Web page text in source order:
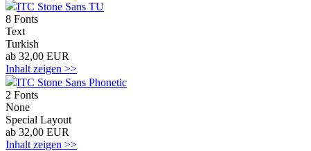
ITC Stone Sans TU
8 Fonts
Text
Turkish
ab 32,00 EUR
Inhalt zeigen >>
ITC Stone Sans Phonetic
2 Fonts
None
Special Layout
ab 32,00 EUR
Inhalt zeigen >>